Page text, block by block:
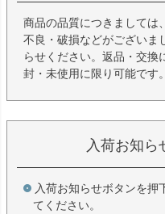
商品の品質につきましては
不良・破損などがございま
らせください。返品・交換
封・未使用に限り可能です。
入荷お知ら
入荷お知らせボタンを押
てください。